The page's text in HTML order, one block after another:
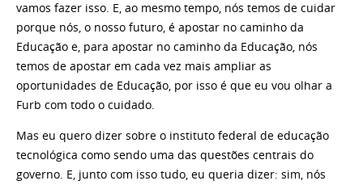
vamos fazer isso. E, ao mesmo tempo, nós temos de cuidar
porque nós, o nosso futuro, é apostar no caminho da
Educação e, para apostar no caminho da Educação, nós
temos de apostar em cada vez mais ampliar as
oportunidades de Educação, por isso é que eu vou olhar a
Furb com todo o cuidado.
Mas eu quero dizer sobre o instituto federal de educação
tecnológica como sendo uma das questões centrais do
governo. E, junto com isso tudo, eu queria dizer: sim, nós